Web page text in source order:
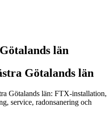
län
Götalands län
Götalands län: FTX-installation,
service, radonsanering och